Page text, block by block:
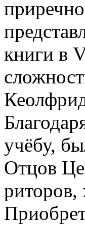
книги в
учёбу,
Отцов
риторов,